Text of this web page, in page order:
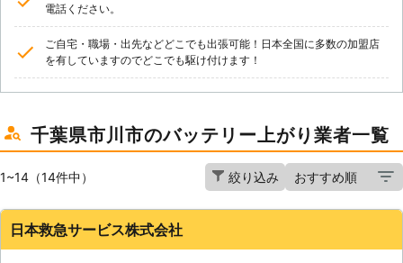
電話ください。
ご自宅・職場・出先などどこでも出張可能！日本全国に多数の加盟店
を有していますのでどこでも駆け付けます！
千葉県市川市のバッテリー上がり業者一覧
1~14（14件中） 絞り込み
日本救急サービス株式会社